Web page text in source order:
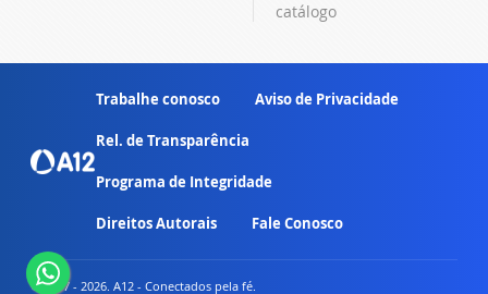
catálogo
Trabalhe conosco Aviso de Privacidade
Rel. de Transparência
Programa de Integridade
Direitos Autorais Fale Conosco
© 2007 - 2026. A12 - Conectados pela fé.